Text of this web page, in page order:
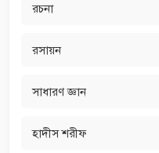
রচনা
রসায়ন
সাধারণ জ্ঞান
হাদীস শরীফ